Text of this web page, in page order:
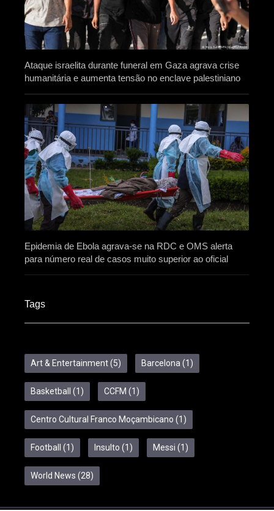
Ataque israelita durante funeral em Gaza agrava crise
humanitária e aumenta tensão no enclave palestiniano
Epidemia de Ebola agrava-se na RDC e OMS alerta
para número real de casos muito superior ao oficial
Tags
Art & Entertainment(5) Barcelona (1)
Basketball (1) CCFM (1)
Centro Cultural Franco Moçambicano (1)
Football (1) Insulto (1) Messi (1)
World News (28)